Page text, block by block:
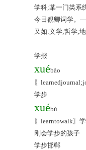
学科;某一门类系
今日覩卿词学。
又如:文学;哲学;
学报
xuébào
〖
学步
xuébù
〖learntowalk〗
刚会学步的孩子
学步邯郸